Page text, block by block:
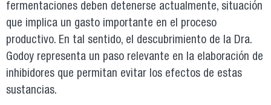
fermentaciones deben detenerse actualmente, situación
que implica un gasto importante en el proceso
productivo. En tal sentido, el descubrimiento de la Dra.
Godoy representa un paso relevante en la elaboración de
inhibidores que permitan evitar los efectos de estas
sustancias.